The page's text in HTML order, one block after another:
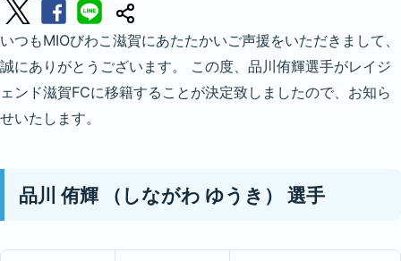
いつもMIOびわこ滋賀にあたたかいご声援をいただきまして、
誠にありがとうございます。 この度、品川侑輝選手がレイジ
ェンド滋賀FCに移籍することが決定致しましたので、お知ら
せいたします。
品川 侑輝 （しながわ ゆうき） 選手